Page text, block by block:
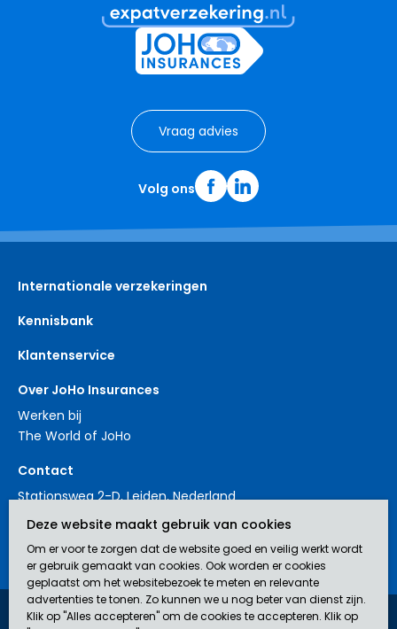
Vraag advies
Volg ons
Internationale verzekeringen
Kennisbank
Klantenservice
Over JoHo Insurances
Werken bij
The World of JoHo
Contact
Stationsweg 2-D, Leiden, Nederland
+31 88 3214561
contact@johoinsurances.org
JoHo Insurances is een door de AFM erkend bemiddelaar (nr.
Deze website maakt gebruik van cookies
Om er voor te zorgen dat de website goed en veilig werkt wordt
er gebruik gemaakt van cookies. Ook worden er cookies
geplaatst om het websitebezoek te meten en relevante
advertenties te tonen. Zo kunnen we u nog beter van dienst zijn.
Klik op "Alles accepteren" om de cookies te accepteren. Klik op